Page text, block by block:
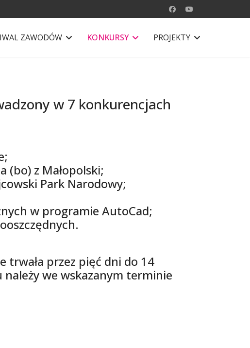
ZAWODÓW KONKURSY PROJEKTY
w 7 konkurencjach
(bo) z Małopolski;
Park Narodowy;
w programie AutoCad;
trwała przez pięć dni do 14
należy we wskazanym terminie